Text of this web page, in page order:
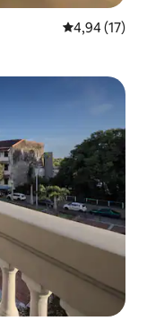
საშუალო
4,94 (17)